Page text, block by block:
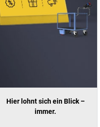
Hier lohnt sich ein Blick –
immer.